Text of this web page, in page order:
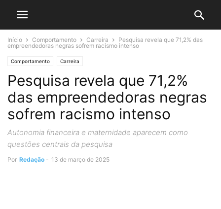
Início Comportamento Carreira
Pesquisa revela que 71,2% das
empreendedoras negras sofrem racismo intenso
Comportamento Carreira
Pesquisa revela que 71,2%
das empreendedoras negras
sofrem racismo intenso
Autonomia financeira e maternidade aparecem como
questões centrais da pesquisa
Por Redação - 13 de março de 2025